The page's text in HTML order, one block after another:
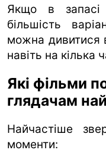
Якщо в запасі
більшість
можна дивитися
навіть на кілька
Які фільми
глядачам
Найчастіше
моменти: